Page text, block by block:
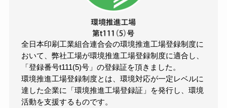
全日本印刷工業組合連合会の環境推進工場登録制度に
おいて、弊社工場が環境推進工場登録制度に適合し、
「登録番号t111(5)号」の登録証を頂きました。
環境推進工場登録制度とは、環境対応が一定レベルに
達した企業に「環境推進工場登録証」を発行し、環境
活動を支援するものです。